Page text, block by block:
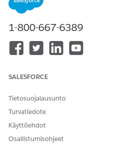
arvioida oikeutuksia ja
Virtaviivaista Osallistujien
automaattisilla
hallintaominaisuuksilla.
Rekisteröidy kokeilujaksolle
organisaatiossa.
Sciences for Customer
Suunnittele ja valmistele
Opastamme sinua joihinkin
1-800-667-6389
SALESFORCE
Tietosuojalausunto
Turvatiedote
Käyttöehdot
Osallistumisohjeet